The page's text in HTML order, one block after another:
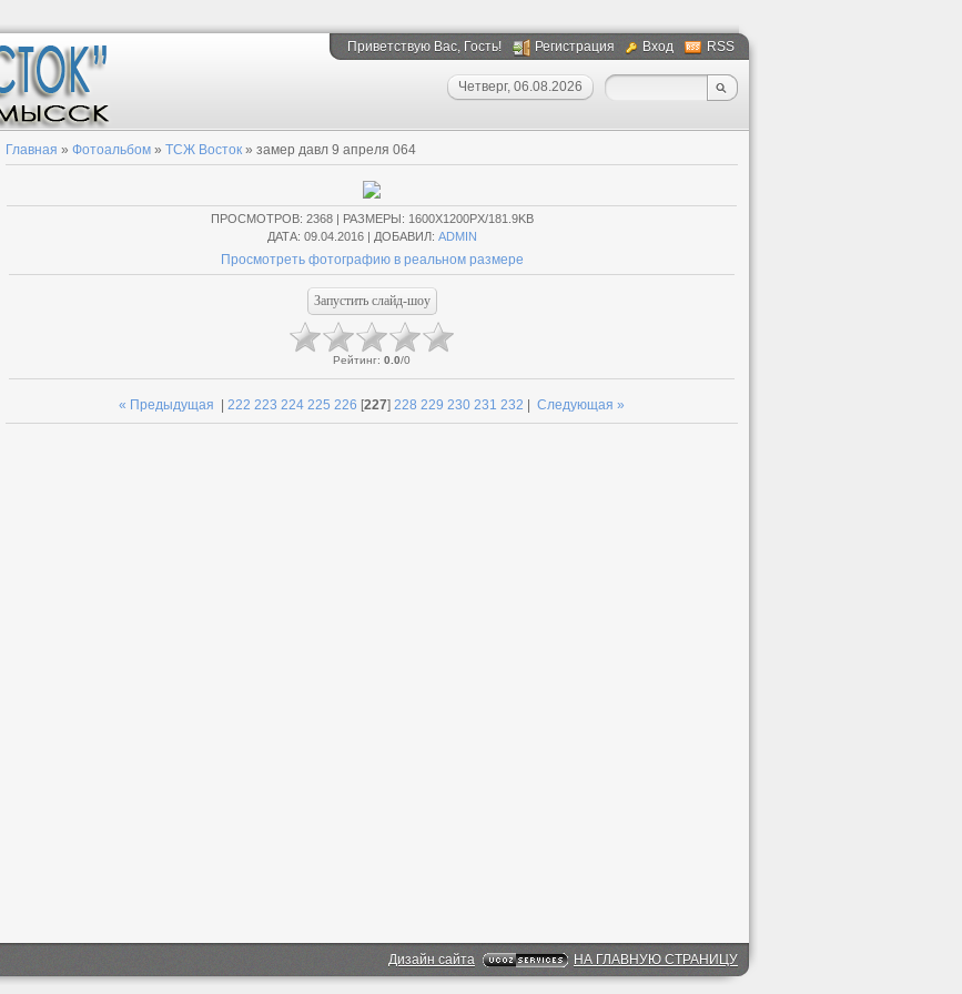
Приветствую Вас, Гость! Регистрация Вход RSS
Четверг, 06.08.2026
Главная » Фотоальбом » ТСЖ Восток » замер давл 9 апреля 064
ПРОСМОТРОВ: 2368 | РАЗМЕРЫ: 1600X1200PX/181.9KB
ДАТА: 09.04.2016 | ДОБАВИЛ: ADMIN
Просмотреть фотографию в реальном размере
Рейтинг: 0.0/0
« Предыдущая 222 223 224 225 226 [227] 228 229 230 231 232 Следующая »
Дизайн сайта НА ГЛАВНУЮ СТРАНИЦУ